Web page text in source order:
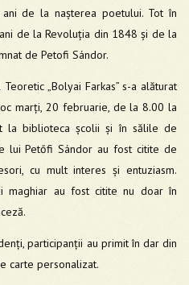
de la nașterea poetului. Tot în
de la Revoluția din 1848 și de la
de Petofi Sándor.
„Bolyai Farkas” s-a alăturat
marți, 20 februarie, de la 8.00 la
la biblioteca școlii și în sălile de
lui Petőfi Sándor au fost citite de
cu mult interes și entuziasm.
maghiar au fost citite nu doar în
au primit în dar din
carte personalizat.